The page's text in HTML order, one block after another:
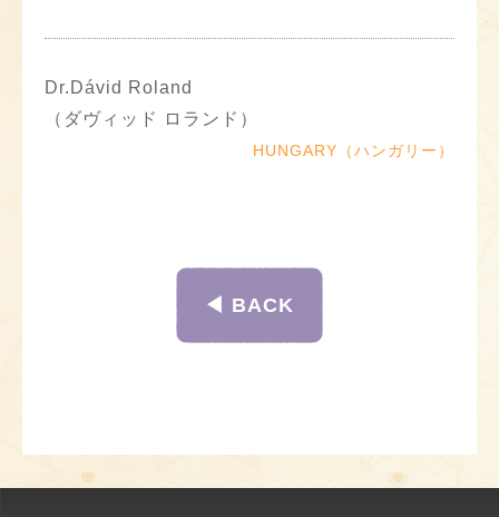
Dr.Dávid Roland
（ダヴィッド ロランド）
HUNGARY（ハンガリー）
◀︎ BACK